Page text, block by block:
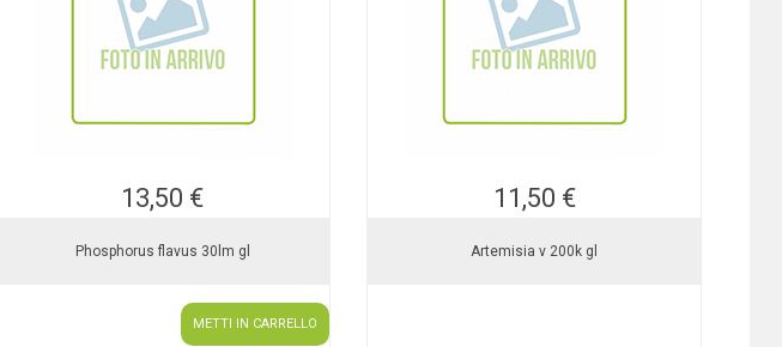
13,50 €
Phosphorus flavus 30lm gl
METTI IN CARRELLO
11,50 €
Artemisia v 200k gl